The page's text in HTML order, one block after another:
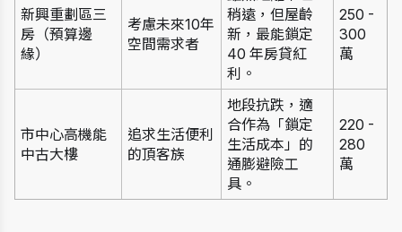
新興重劃區三
房（預算邊
緣）
考慮未來10年
空間需求者
稍遠，但屋齡
新，最能鎖定
40 年房貸紅
利。
250 -
300
萬
市中心高機能
中古大樓
追求生活便利
的頂客族
地段抗跌，適
合作為「鎖定
生活成本」的
通膨避險工
具。
220 -
280
萬